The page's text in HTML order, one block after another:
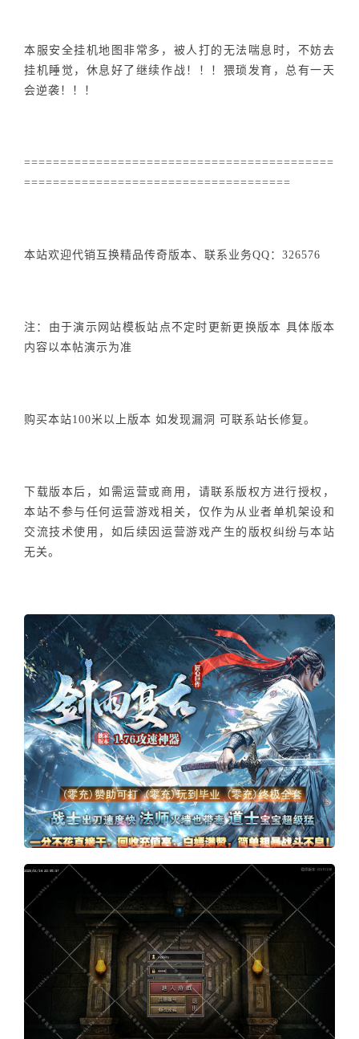
本服安全挂机地图非常多，被人打的无法喘息时，不妨去
挂机睡觉，休息好了继续作战！！！猥琐发育，总有一天
会逆袭！！！
===========================================
=====================================
本站欢迎代销互换精品传奇版本、联系业务QQ：326576
注：由于演示网站模板站点不定时更新更换版本 具体版本
内容以本帖演示为准
购买本站100米以上版本 如发现漏洞 可联系站长修复。
下载版本后，如需运营或商用，请联系版权方进行授权，
本站不参与任何运营游戏相关，仅作为从业者单机架设和
交流技术使用，如后续因运营游戏产生的版权纠纷与本站
无关。